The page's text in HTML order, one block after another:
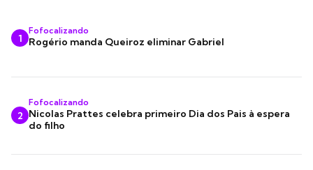
1
Fofocalizando
Rogério manda Queiroz eliminar Gabriel
2
Fofocalizando
Nicolas Prattes celebra primeiro Dia dos Pais à espera
do filho